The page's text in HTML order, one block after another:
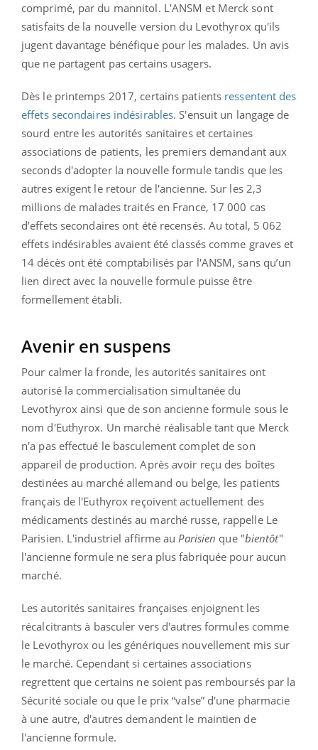
comprimé, par du mannitol. L'ANSM et Merck sont
satisfaits de la nouvelle version du Levothyrox qu'ils
jugent davantage bénéfique pour les malades. Un avis
que ne partagent pas certains usagers.
Dès le printemps 2017, certains patients ressentent des
effets secondaires indésirables. S'ensuit un langage de
sourd entre les autorités sanitaires et certaines
associations de patients, les premiers demandant aux
seconds d'adopter la nouvelle formule tandis que les
autres exigent le retour de l'ancienne. Sur les 2,3
millions de malades traités en France, 17 000 cas
d’effets secondaires ont été recensés. Au total, 5 062
effets indésirables avaient été classés comme graves et
14 décès ont été comptabilisés par l'ANSM, sans qu’un
lien direct avec la nouvelle formule puisse être
formellement établi.
Avenir en suspens
Pour calmer la fronde, les autorités sanitaires ont
autorisé la commercialisation simultanée du
Levothyrox ainsi que de son ancienne formule sous le
nom d'Euthyrox. Un marché réalisable tant que Merck
n'a pas effectué le basculement complet de son
appareil de production. Après avoir reçu des boîtes
destinées au marché allemand ou belge, les patients
français de l'Euthyrox reçoivent actuellement des
médicaments destinés au marché russe, rappelle Le
Parisien. L'industriel affirme auParisien que "bientôt"
l'ancienne formule ne sera plus fabriquée pour aucun
marché.
Les autorités sanitaires françaises enjoignent les
récalcitrants à basculer vers d'autres formules comme
le Levothyrox ou les génériques nouvellement mis sur
le marché. Cependant si certaines associations
regrettent que certains ne soient pas remboursés par la
Sécurité sociale ou que le prix “valse” d'une pharmacie
à une autre, d'autres demandent le maintien de
l'ancienne formule.